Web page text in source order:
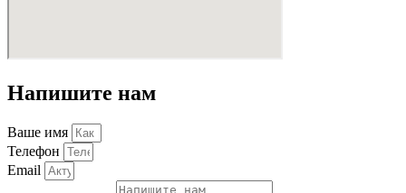
Напишите нам
Ваше имя
Телефон
Email